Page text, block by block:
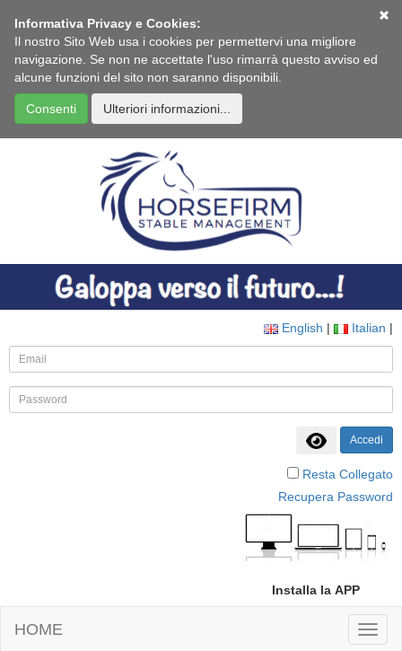
Informativa Privacy e Cookies:
Il nostro Sito Web usa i cookies per permettervi una migliore
navigazione. Se non ne accettate l'uso rimarrà questo avviso ed
alcune funzioni del sito non saranno disponibili.
Consenti Ulteriori informazioni...
English | Italian |
Accedi
Resta Collegato
Recupera Password
Installa la APP
HOME